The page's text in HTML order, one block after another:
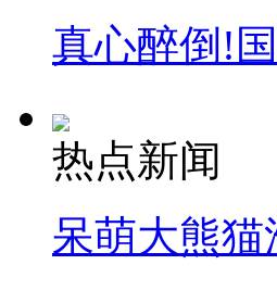
真心醉倒!
热点新闻
呆萌大熊猫